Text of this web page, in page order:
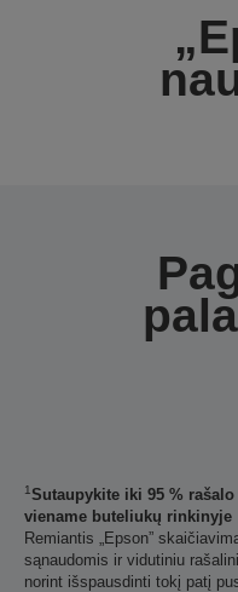
1Sutaupykite iki 95 %
viename buteliukų rinkinyje
Remiantis „Epson”
sąnaudomis ir vidutiniu
norint išspausdinti tokį patį